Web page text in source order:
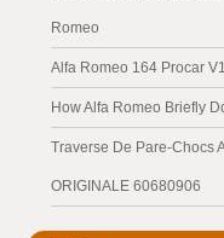
Romeo
Alfa Romeo 164 Procar
How Alfa Romeo Briefly
Traverse De Pare-Chocs
ORIGINALE 60680906